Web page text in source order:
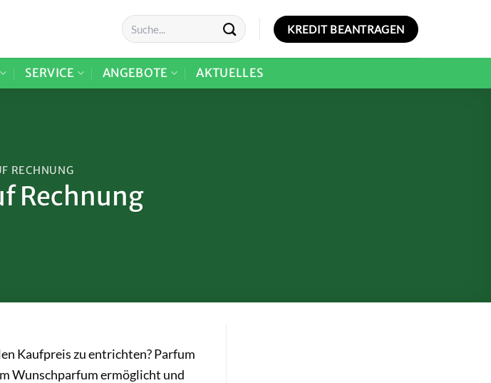
KREDIT BEANTRAGEN
SERVICE ANGEBOTE AKTUELLES
RECHNUNG
Rechnung
Kaufpreis zu entrichten? Parfum
Wunschparfum ermöglicht und